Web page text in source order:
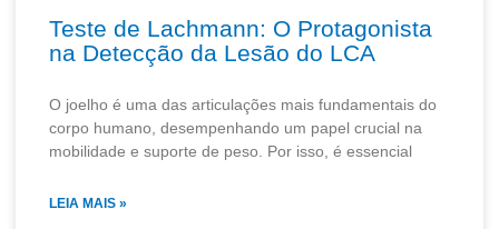
Teste de Lachmann: O Protagonista
na Detecção da Lesão do LCA
O joelho é uma das articulações mais fundamentais do
corpo humano, desempenhando um papel crucial na
mobilidade e suporte de peso. Por isso, é essencial
LEIA MAIS »